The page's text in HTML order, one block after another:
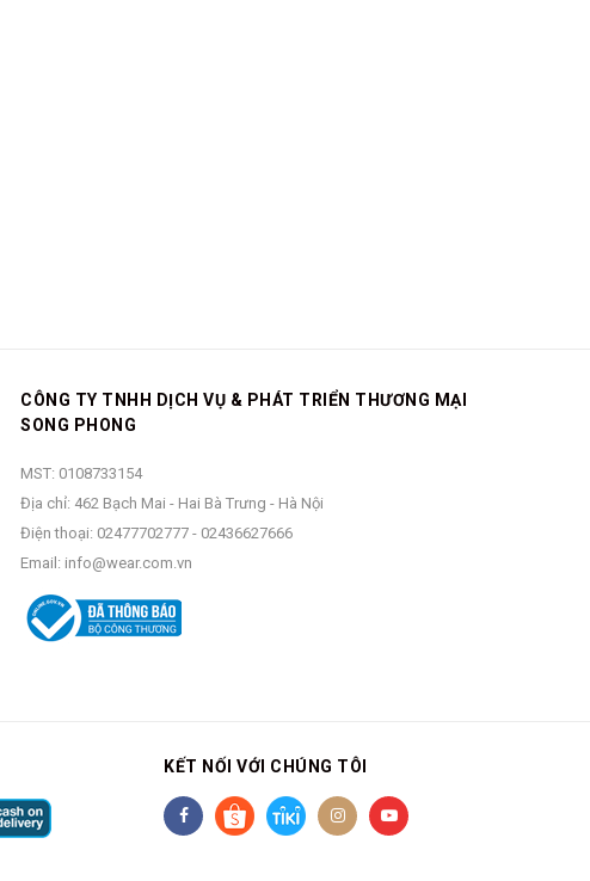
chống
CÔNG TY TNHH DỊCH VỤ & PHÁT TRIỂN THƯƠNG MẠI
SONG PHONG
MST: 0108733154
Địa chỉ: 462 Bạch Mai - Hai Bà Trưng - Hà Nội
Điện thoại: 02477702777 - 02436627666
Email: info@wear.com.vn
KẾT NỐI VỚI CHÚNG TÔI